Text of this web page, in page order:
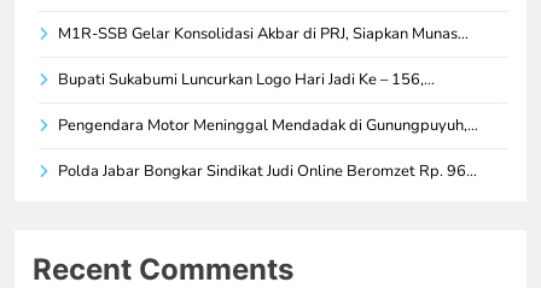
M1R-SSB Gelar Konsolidasi Akbar di PRJ, Siapkan Munas…
Bupati Sukabumi Luncurkan Logo Hari Jadi Ke – 156,…
Pengendara Motor Meninggal Mendadak di Gunungpuyuh,…
Polda Jabar Bongkar Sindikat Judi Online Beromzet Rp. 96…
Recent Comments